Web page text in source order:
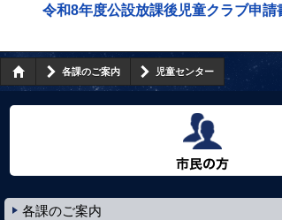
令和8年度公設放課後児童クラブ申請
各課のご案内 児童センター
各課のご案内